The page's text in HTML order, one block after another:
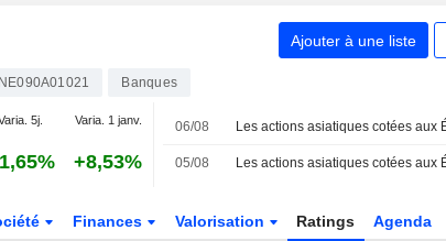
Ajouter à une liste
INE090A01021 Banques
5j. Varia. 1 janv.
+8,53%
06/08
05/08
Finances Valorisation Ratings Agenda